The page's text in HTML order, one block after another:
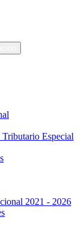
Especial
2021 - 2026